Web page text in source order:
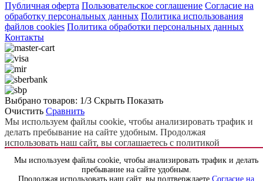
Публичная оферта Пользовательское соглашение Согласие на
обработку персональных данных Политика использования
файлов cookies Политика обработки персональных данных
Контакты
Выбрано товаров: 1/3 Скрыть Показать
Очистить Сравнить
Мы используем файлы cookie, чтобы анализировать трафик и
делать пребывание на сайте удобным. Продолжая
использовать наш сайт, вы соглашаетесь с политикой
Принять Отклонить
Мы используем файлы cookie, чтобы анализировать трафик и делать
пребывание на сайте удобным.
Продолжая использовать наш сайт, вы подтверждаете Согласие на
Продолжая использовать сайт, вы соглашаетесь политикой